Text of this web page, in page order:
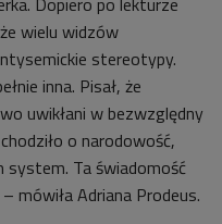
wielu widzów
stereotypy.
inna. Pisał, że
uwikłani w bezwzględny
o narodowość,
system. Ta świadomość
– mówiła Adriana Prodeus.